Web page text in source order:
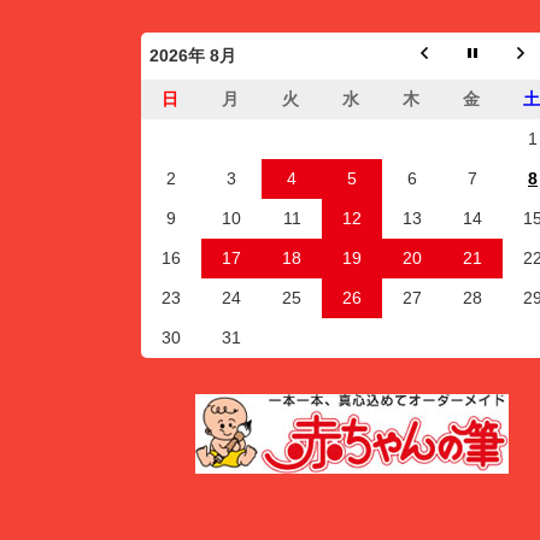
2026年 8月
日 月 火 水 木 金 土
1
2 3 4 5 6 7 8
9 10 11 12 13 14
16 17 18 19 20 21 22
23 24 25 26 27 28 29
30 31